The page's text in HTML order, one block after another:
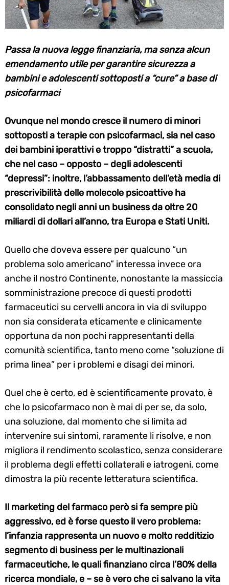
Passa la nuova legge finanziaria, ma senza alcun
emendamento utile per garantire sicurezza a
bambini e adolescenti sottoposti a “cure” a base di
psicofarmaci
Ovunque nel mondo cresce il numero di minori
sottoposti a terapie con psicofarmaci, sia nel caso
dei bambini iperattivi e troppo “distratti” a scuola,
che nel caso – opposto – degli adolescenti
“depressi”: inoltre, l’abbassamento dell’età media di
prescrivibilità delle molecole psicoattive ha
consolidato negli anni un business da oltre 20
miliardi di dollari all’anno, tra Europa e Stati Uniti.
Quello che doveva essere per qualcuno “un
problema solo americano” interessa invece ora
anche il nostro Continente, nonostante la massiccia
somministrazione precoce di questi prodotti
farmaceutici su cervelli ancora in via di sviluppo
non sia considerata eticamente e clinicamente
opportuna da non pochi rappresentanti della
comunità scientifica, tanto meno come “soluzione di
prima linea” per i problemi e disagi dei minori.
Quel che è certo, ed è scientificamente provato, è
che lo psicofarmaco non è mai di per se, da solo,
una soluzione, dal momento che si limita ad
intervenire sui sintomi, raramente li risolve, e non
migliora il rendimento scolastico, senza considerare
il problema degli effetti collaterali e iatrogeni, come
dimostra la più recente letteratura scientifica.
Il marketing del farmaco però si fa sempre più
aggressivo, ed è forse questo il vero problema:
l’infanzia rappresenta un nuovo e molto redditizio
segmento di business per le multinazionali
farmaceutiche, le quali finanziano circa l’80% della
ricerca mondiale, e – se è vero che ci salvano la vita